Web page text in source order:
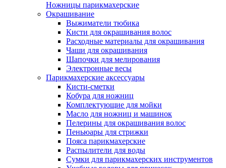
Ножницы парикмахерские
Окрашивание
Выжиматели тюбика
Кисти для окрашивания волос
Расходные материалы для окрашивания
Чаши для окрашивания
Шапочки для мелирования
Электронные весы
Парикмахерские аксессуары
Кисти-сметки
Кобура для ножниц
Комплектующие для мойки
Масло для ножниц и машинок
Пелерины для окрашивания волос
Пеньюары для стрижки
Пояса парикмахерские
Распылители для воды
Сумки для парикмахерских инструментов